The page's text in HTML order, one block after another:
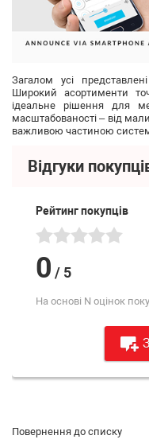
Загалом усі
Широкий асортименти
ідеальне рішення для
масштабованості – від
важливою частиною
Відгуки
Рейтинг покупців
0 / 5
На основі N оцінок
Повернення до списку